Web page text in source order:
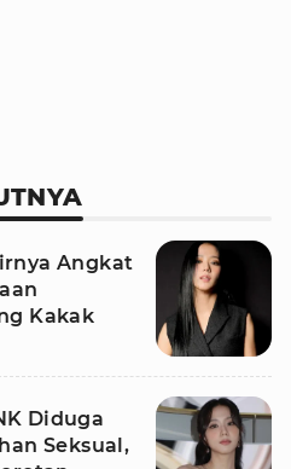
Angkat
Kakak
Diduga
Seksual,